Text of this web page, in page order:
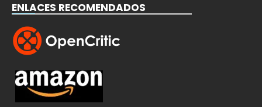
ENLACES RECOMENDADOS